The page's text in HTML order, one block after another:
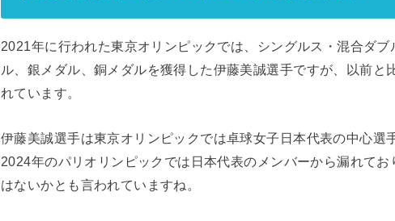
2021年に行われた東京オリンピックでは、シングルス・混合ダ
ル、銀メダル、銅メダルを獲得した伊藤美誠選手ですが、以前と
れています。
伊藤美誠選手は東京オリンピックでは卓球女子日本代表の中心選
2024年のパリオリンピックでは日本代表のメンバーから漏れて
はないかとも言われていますね。